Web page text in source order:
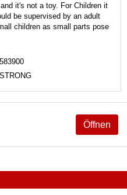
it's not a toy. For Children it
be supervised by an adult
children as small parts pose
583900
STRONG
Öffnen